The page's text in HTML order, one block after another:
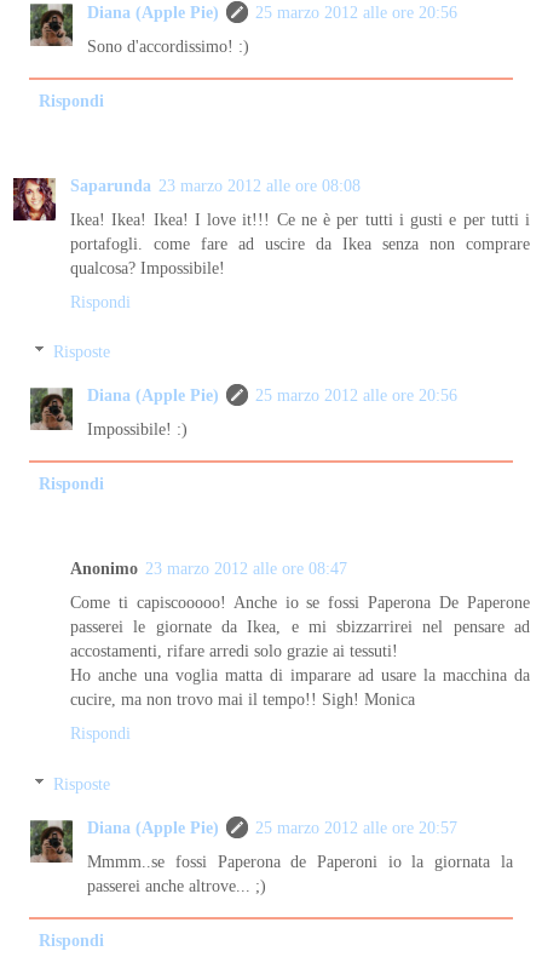
Diana (Apple Pie)
25 marzo 2012 alle ore 20:56
Sono d'accordissimo! :)
Rispondi
Saparunda 23 marzo 2012 alle ore 08:08
Ikea! Ikea! Ikea! I love it!!! Ce ne è per tutti i gusti e per tutti i
portafogli. come fare ad uscire da Ikea senza non comprare
qualcosa? Impossibile!
Rispondi
Risposte
Diana (Apple Pie)
25 marzo 2012 alle ore 20:56
Impossibile! :)
Rispondi
Anonimo 23 marzo 2012 alle ore 08:47
Come ti capiscooooo! Anche io se fossi Paperona De Paperone
passerei le giornate da Ikea, e mi sbizzarrirei nel pensare ad
accostamenti, rifare arredi solo grazie ai tessuti!
Ho anche una voglia matta di imparare ad usare la macchina da
cucire, ma non trovo mai il tempo!! Sigh! Monica
Rispondi
Risposte
Diana (Apple Pie)
25 marzo 2012 alle ore 20:57
Mmmm..se fossi Paperona de Paperoni io la giornata la
passerei anche altrove... ;)
Rispondi